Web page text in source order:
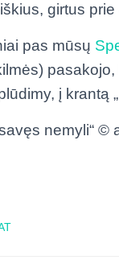
girtus prie
pas mūsų
pasakojo,
į krantą
nemyli“ ©